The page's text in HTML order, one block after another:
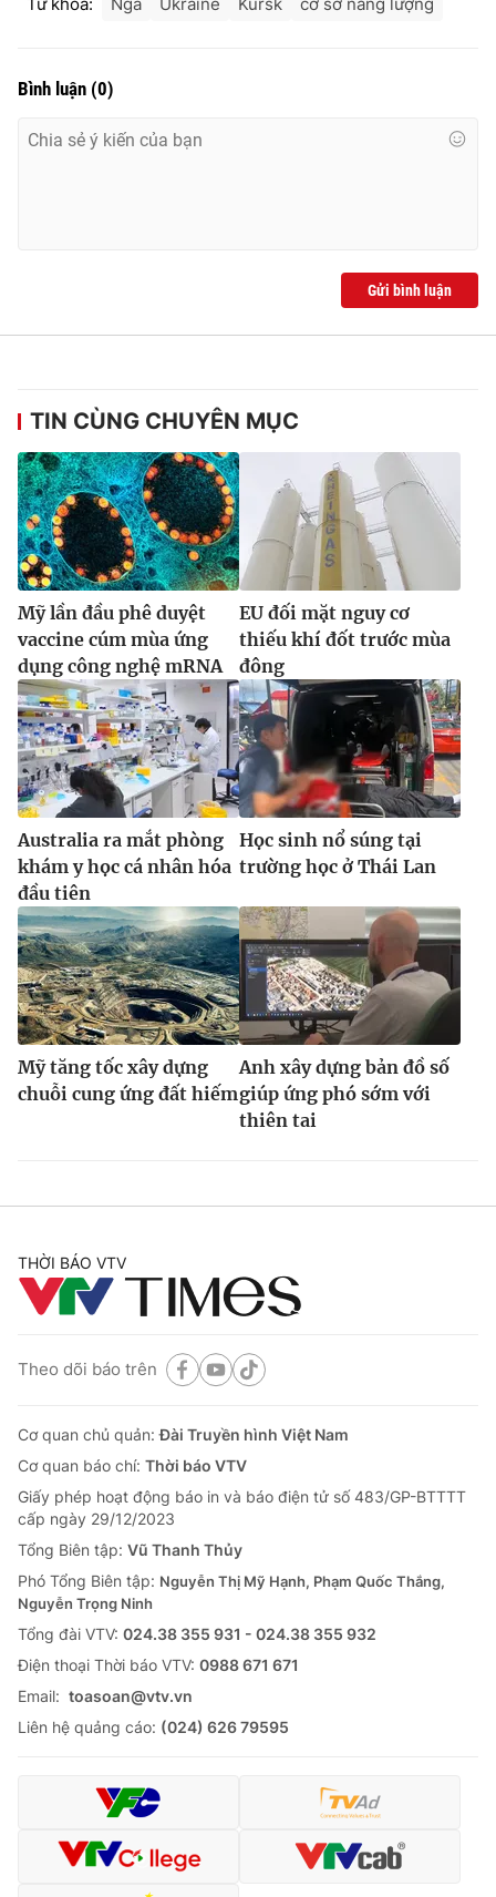
Bình luận (0)
Gửi bình luận
TIN CÙNG CHUYÊN MỤC
Mỹ lần đầu phê duyệt
vaccine cúm mùa ứng
dụng công nghệ mRNA
EU đối mặt nguy cơ
thiếu khí đốt trước mùa
đông
Australia ra mắt phòng
khám y học cá nhân hóa
đầu tiên
Học sinh nổ súng tại
trường học ở Thái Lan
Mỹ tăng tốc xây dựng
chuỗi cung ứng đất hiếm
Anh xây dựng bản đồ số
giúp ứng phó sớm với
thiên tai
THỜI BÁO VTV
Theo dõi báo trên
Cơ quan chủ quản:Đài Truyền hình Việt Nam
Cơ quan báo chí: Thời báo VTV
Giấy phép hoạt động báo in và báo điện tử số 483/GP-BTTTT
cấp ngày 29/12/2023
Tổng Biên tập: Vũ Thanh Thủy
Phó Tổng Biên tập: Nguyễn Thị Mỹ Hạnh, Phạm Quốc Thắng,
Nguyễn Trọng Ninh
Tổng đài VTV: 024.38 355 931 - 024.38 355 932
Ðiện thoại Thời báo VTV: 0988 671 671
Email: toasoan@vtv.vn
Liên hệ quảng cáo: (024) 626 79595